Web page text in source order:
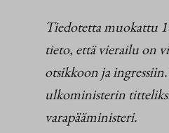
Tiedotetta muokattu
tieto, että vierailu on
otsikkoon ja ingressiin.
ulkoministerin
varapääministeri.